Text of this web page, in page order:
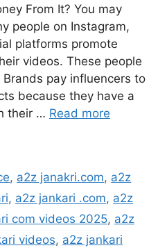
From It? You may
people on Instagram,
platforms promote
videos. These people
pay influencers to
because they have a
their … Read more
, a2z janakri.com, a2z
, a2z jankari .com, a2z
com videos 2025, a2z
videos, a2z jankari